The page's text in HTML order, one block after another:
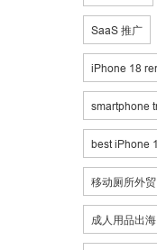
SaaS 推广
iPhone 18
smartphone
best iPhone
移动厕所外贸
成人用品出海